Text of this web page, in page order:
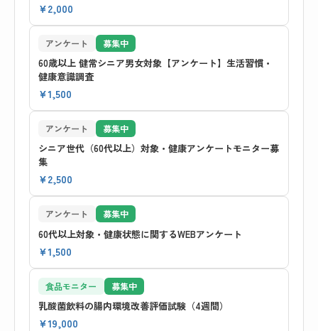
¥2,000
アンケート 募集中
60歳以上 健常シニア男女対象【アンケート】生活習慣・
健康意識調査
¥1,500
アンケート 募集中
シニア世代（60代以上）対象・健康アンケートモニター募
集
¥2,500
アンケート 募集中
60代以上対象・健康状態に関するWEBアンケート
¥1,500
食品モニター 募集中
乳酸菌飲料の腸内環境改善評価試験（4週間）
¥19,000